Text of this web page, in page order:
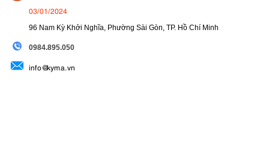
03/01/2024
96 Nam Kỳ Khởi Nghĩa, Phường Sài Gòn, TP. Hồ Chí Minh
0984.895.050
info@kyma.vn